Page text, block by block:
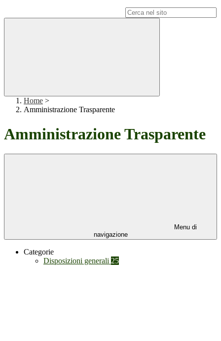
Home >
Amministrazione Trasparente
Amministrazione Trasparente
Menu di
navigazione
Categorie
Disposizioni generali 25